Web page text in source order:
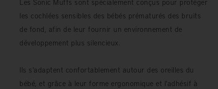
Les Sonic Muffs sont spécialement conçus pour protéger
les cochlées sensibles des bébés prématurés des bruits
de fond, afin de leur fournir un environnement de
développement plus silencieux.
Ils s'adaptent confortablement autour des oreilles du
bébé, et grâce à leur forme ergonomique et l'adhésif à